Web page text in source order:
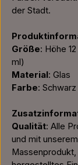
der Stadt.
Größe: Höhe
ml)
Material: Glas
Farbe:
Qualität: Alle
und mit